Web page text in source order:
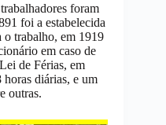
foram
foi a estabelecida
o trabalho, em 1919
em caso de
de Férias, em
horas diárias, e um
outras.